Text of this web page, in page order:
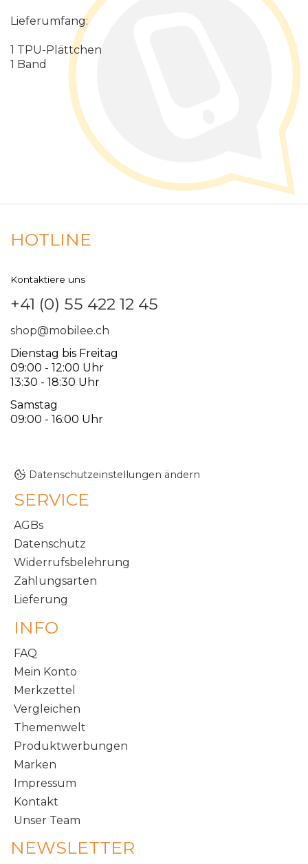
Lieferumfang:
1 TPU-Plättchen
1 Band
HOTLINE
Kontaktiere uns
+41 (0) 55 422 12 45
shop@mobilee.ch
Dienstag bis Freitag
09:00 - 12:00 Uhr
13:30 - 18:30 Uhr
Samstag
09:00 - 16:00 Uhr
Datenschutzeinstellungen ändern
SERVICE
AGBs
Datenschutz
Widerrufsbelehrung
Zahlungsarten
Lieferung
INFO
FAQ
Mein Konto
Merkzettel
Vergleichen
Themenwelt
Produktwerbungen
Marken
Impressum
Kontakt
Unser Team
NEWSLETTER